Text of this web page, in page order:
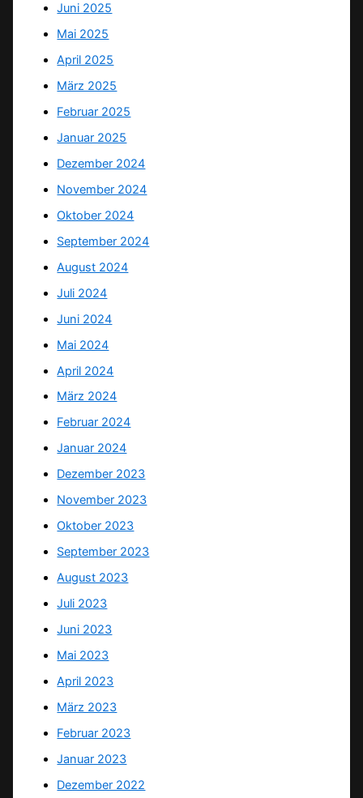
Juni 2025
Mai 2025
April 2025
März 2025
Februar 2025
Januar 2025
Dezember 2024
November 2024
Oktober 2024
September 2024
August 2024
Juli 2024
Juni 2024
Mai 2024
April 2024
März 2024
Februar 2024
Januar 2024
Dezember 2023
November 2023
Oktober 2023
September 2023
August 2023
Juli 2023
Juni 2023
Mai 2023
April 2023
März 2023
Februar 2023
Januar 2023
Dezember 2022